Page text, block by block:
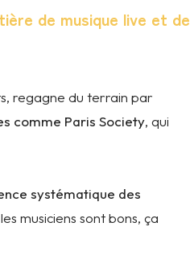
de musique live et de
regagne du terrain par
comme Paris Society, qui
systématique des
musiciens sont bons, ça